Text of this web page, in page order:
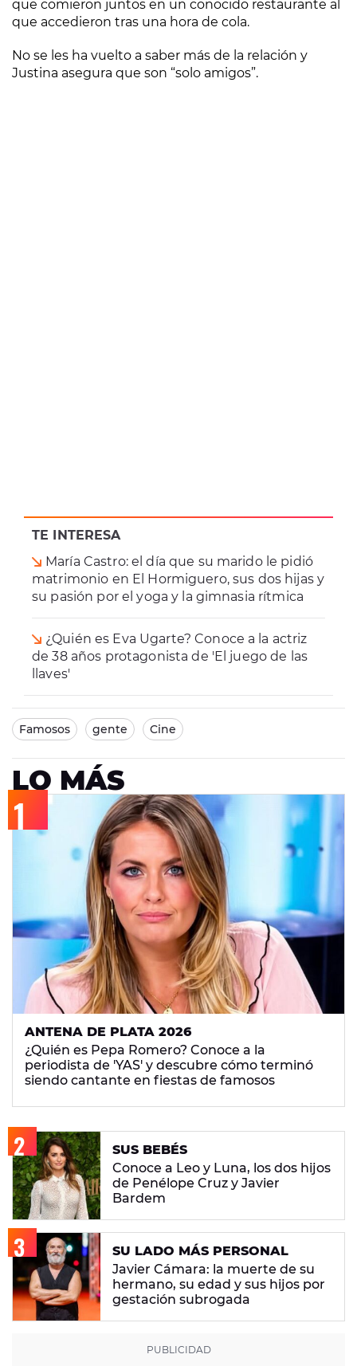
TE INTERESA
María Castro: el día que su marido le pidió
matrimonio en El Hormiguero, sus dos hijas y
su pasión por el yoga y la gimnasia rítmica
¿Quién es Eva Ugarte? Conoce a la actriz
de 38 años protagonista de 'El juego de las
llaves'
que comieron juntos en un conocido restaurante al
que accedieron tras una hora de cola.
No se les ha vuelto a saber más de la relación y
Justina asegura que son “solo amigos”.
Famosos gente Cine
LO MÁS
ANTENA DE PLATA 2026
¿Quién es Pepa Romero? Conoce a la
periodista de 'YAS' y descubre cómo terminó
siendo cantante en fiestas de famosos
SUS BEBÉS
Conoce a Leo y Luna, los dos hijos
de Penélope Cruz y Javier
Bardem
SU LADO MÁS PERSONAL
Javier Cámara: la muerte de su
hermano, su edad y sus hijos por
gestación subrogada